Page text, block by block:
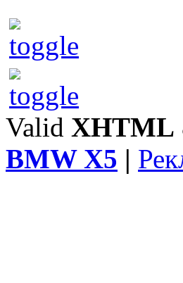
Valid XHTML
BMW X5 |